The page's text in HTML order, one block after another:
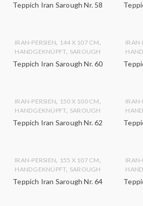
Teppich Iran Sarough Nr. 58
IRAN-PERSIEN, 144 X 107 CM,
HANDGEKNÜPFT, SAROUGH
Teppich Iran Sarough Nr. 60
IRAN-
IRAN-PERSIEN, 150 X 100 CM,
HANDGEKNÜPFT, SAROUGH
Teppich Iran Sarough Nr. 62
IRAN-
IRAN-PERSIEN, 155 X 107 CM,
HANDGEKNÜPFT, SAROUGH
Teppich Iran Sarough Nr. 64
IRAN-